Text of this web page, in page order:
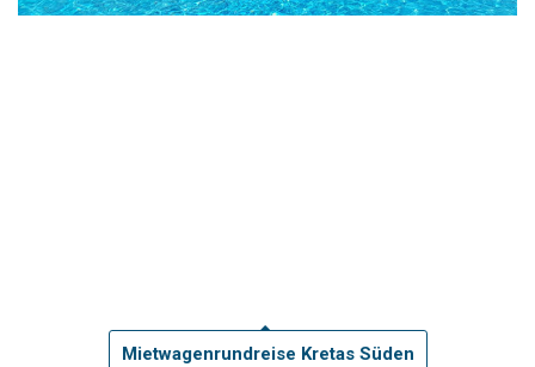
Mietwagenrundreise Kretas Süden